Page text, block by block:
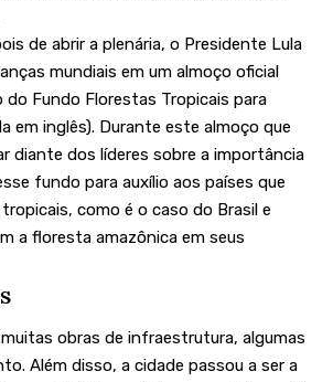
de abrir a plenária, o Presidente Lula
mundiais em um almoço oficial
do Fundo Florestas Tropicais para
em inglês). Durante este almoço que
diante dos líderes sobre a importância
fundo para auxílio aos países que
como é o caso do Brasil e
a floresta amazônica em seus
obras de infraestrutura, algumas
Além disso, a cidade passou a ser a